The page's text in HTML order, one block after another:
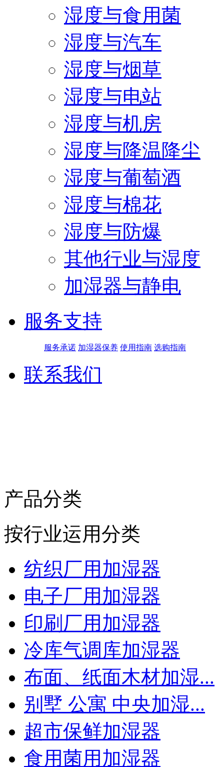
湿度与食用菌
湿度与汽车
湿度与烟草
湿度与电站
湿度与机房
湿度与降温降尘
湿度与葡萄酒
湿度与棉花
湿度与防爆
其他行业与湿度
加湿器与静电
服务支持
服务承诺 加湿器保养 使用指南 选购指南
联系我们
产品分类
按行业运用分类
纺织厂用加湿器
电子厂用加湿器
印刷厂用加湿器
冷库气调库加湿器
布面、纸面木材加湿...
别墅 公寓 中央加湿...
超市保鲜加湿器
食用菌用加湿器